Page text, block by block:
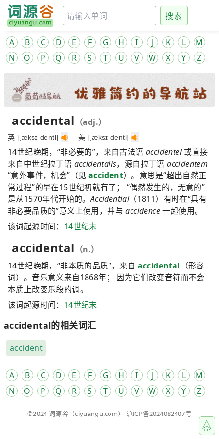
搜索
A B C D E F G H I J K L
M
N
O P Q R S T U V W X Y Z
accidental （adj.）
英 [ˌæksɪˈdentl] 美 [ˌæksɪˈdentl]
14世纪晚期，“非必要的”，来自古法语 accidentel或直接
来自中世纪拉丁语 accidentalis，源自拉丁语accidentem
“意外事件，机会”（见 accident）。意思是“超出自然正
常过程”的早在15世纪初就有了； “偶然发生的，无意的”
是从1570年代开始的。Accidential（1811）有时在“具有
非必要品质的”意义上使用，并与accidence一起使用。
该词起源时间： 14世纪末
accidental （n.）
14世纪晚期，“非本质的品质”，来自 accidental （形容
词）。音乐意义来自1868年； 因为它们改变音符而不会
本质上改变乐段的调。
该词起源时间： 14世纪末
accidental的相关词汇
accident
A B C D E F G H I J K L
M
N
O P Q R S T U V W X Y Z
©2024 词源谷 （ciyuangu.com） 沪ICP备2024082407号